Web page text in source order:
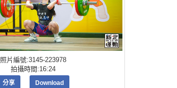
照片編號:3145-223978
拍攝時間:16:24
分享 Download